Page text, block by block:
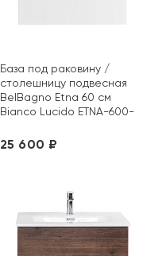
База под раковину /
столешницу подвесная
BelBagno Etna 60 см
Bianco Lucido ETNA-600-
25 600 ₽